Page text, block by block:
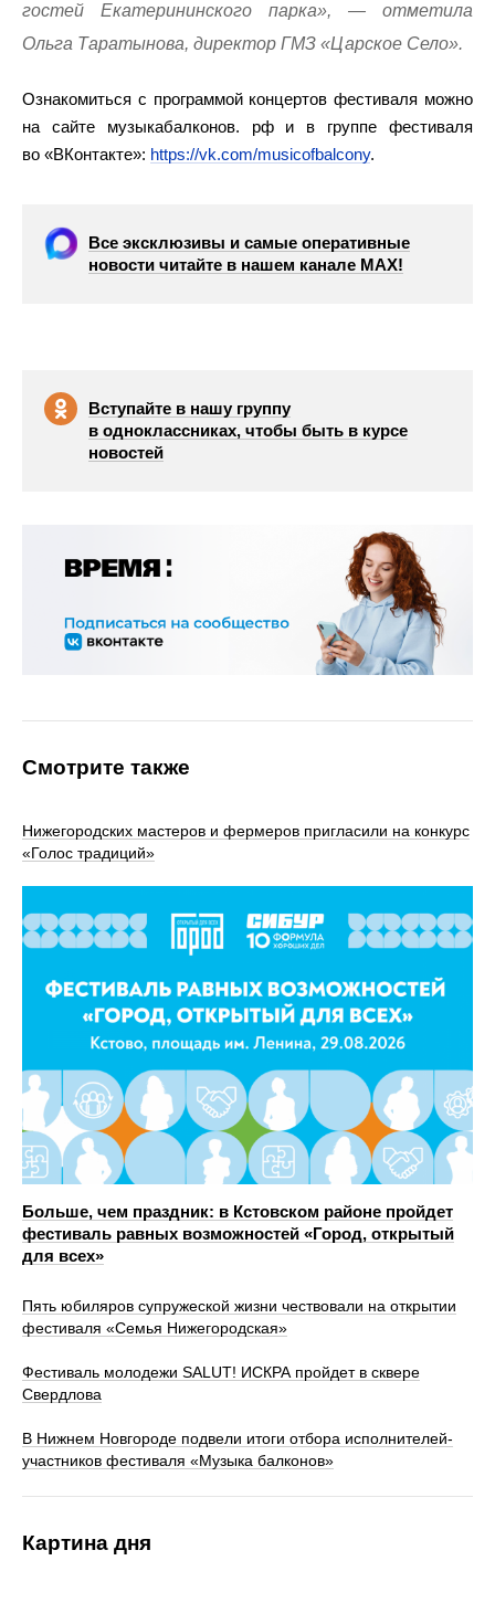
гостей Екатерининского парка», — отметила
Ольга Таратынова, директор ГМЗ «Царское Село».
Ознакомиться с программой концертов фестиваля можно
на сайте музыкабалконов. рф и в группе фестиваля
во «ВКонтакте»: https://vk.com/musicofbalcony.
Все эксклюзивы и самые оперативные
новости читайте в нашем канале МАХ!
Вступайте в нашу группу
в одноклассниках, чтобы быть в курсе
новостей
Смотрите также
Нижегородских мастеров и фермеров пригласили на конкурс
«Голос традиций»
Больше, чем праздник: в Кстовском районе пройдет
фестиваль равных возможностей «Город, открытый
для всех»
Пять юбиляров супружеской жизни чествовали на открытии
фестиваля «Семья Нижегородская»
Фестиваль молодежи SALUT! ИСКРА пройдет в сквере
Свердлова
В Нижнем Новгороде подвели итоги отбора исполнителей-
участников фестиваля «Музыка балконов»
Картина дня